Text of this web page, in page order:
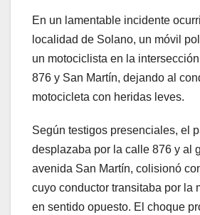
En un lamentable incidente
localidad de Solano, un móvil
un motociclista en la
876 y San Martín, dejando al
motocicleta con heridas leves.
Según testigos presenciales, el
desplazaba por la calle 876 y al
avenida San Martín, colisionó
cuyo conductor transitaba por la
en sentido opuesto. El choque